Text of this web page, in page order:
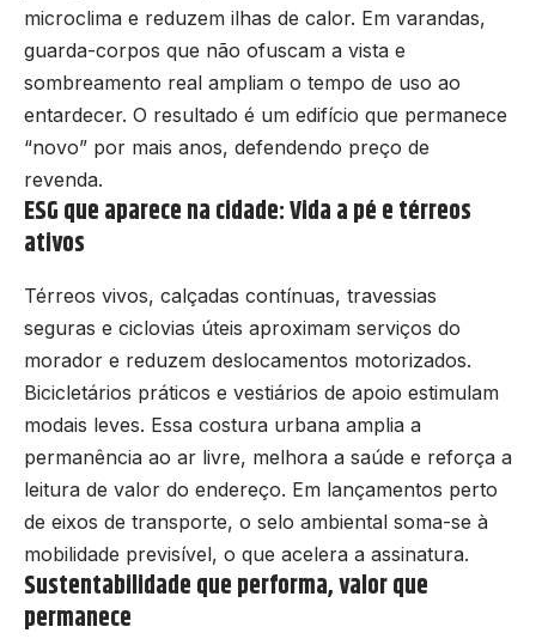
microclima e reduzem ilhas de calor. Em varandas,
guarda-corpos que não ofuscam a vista e
sombreamento real ampliam o tempo de uso ao
entardecer. O resultado é um edifício que permanece
“novo” por mais anos, defendendo preço de
revenda.
ESG que aparece na cidade: Vida a pé e térreos
ativos
Térreos vivos, calçadas contínuas, travessias
seguras e ciclovias úteis aproximam serviços do
morador e reduzem deslocamentos motorizados.
Bicicletários práticos e vestiários de apoio estimulam
modais leves. Essa costura urbana amplia a
permanência ao ar livre, melhora a saúde e reforça a
leitura de valor do endereço. Em lançamentos perto
de eixos de transporte, o selo ambiental soma-se à
mobilidade previsível, o que acelera a assinatura.
Sustentabilidade que performa, valor que
permanece